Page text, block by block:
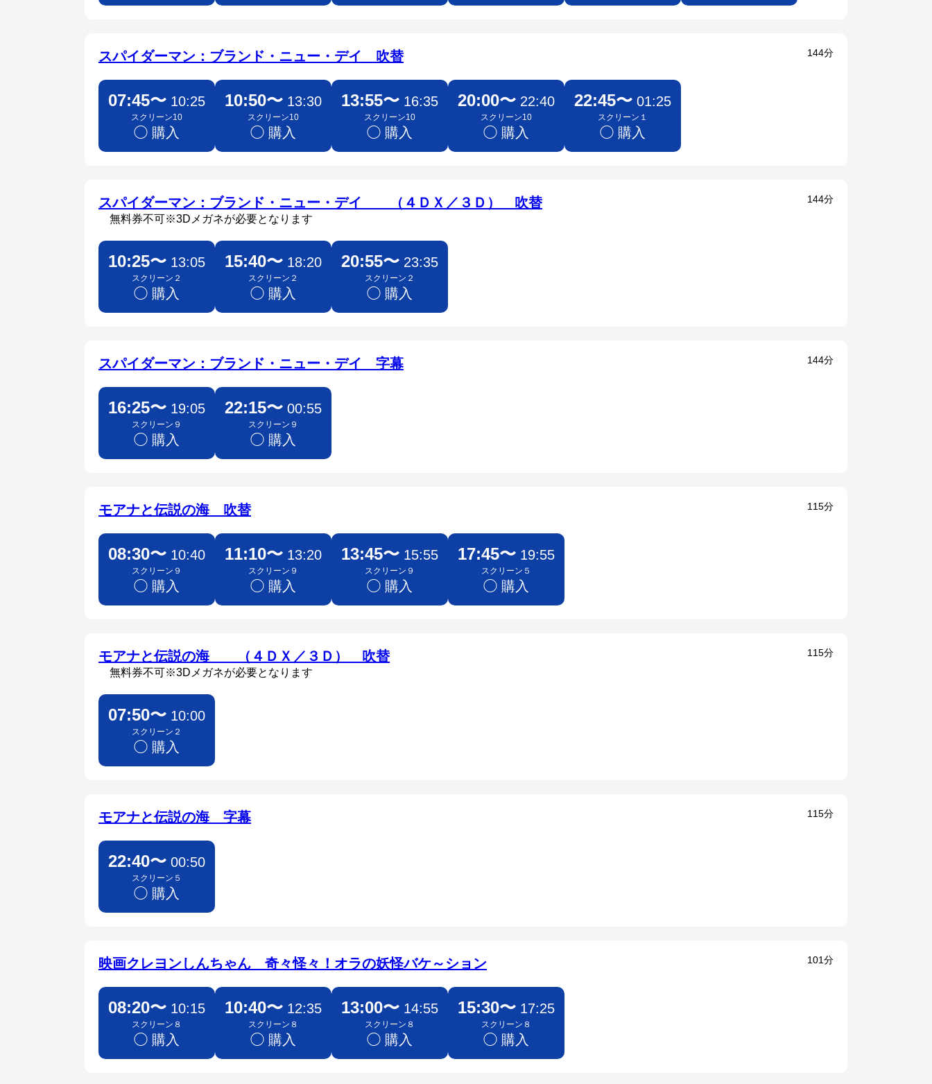
スパイダーマン：ブランド・ニュー・デイ 吹替
07:45〜 10:25
スクリーン10
◯ 購入
10:50〜 13:30
スクリーン10
◯ 購入
13:55〜 16:35
スクリーン10
◯ 購入
20:00〜 22:40
スクリーン10
◯ 購入
22:45〜 01:25
スクリーン１
◯ 購入
144分
スパイダーマン：ブランド・ニュー・デイ （４ＤＸ／３Ｄ） 吹替
無料券不可※3Dメガネが必要となります
10:25〜 13:05
スクリーン２
◯ 購入
15:40〜 18:20
スクリーン２
◯ 購入
20:55〜 23:35
スクリーン２
◯ 購入
144分
スパイダーマン：ブランド・ニュー・デイ 字幕
16:25〜 19:05
スクリーン９
◯ 購入
22:15〜 00:55
スクリーン９
◯ 購入
144分
モアナと伝説の海 吹替
08:30〜 10:40
スクリーン９
◯ 購入
11:10〜 13:20
スクリーン９
◯ 購入
13:45〜 15:55
スクリーン９
◯ 購入
17:45〜 19:55
スクリーン５
◯ 購入
115分
モアナと伝説の海 （４ＤＸ／３Ｄ） 吹替
無料券不可※3Dメガネが必要となります
07:50〜 10:00
スクリーン２
◯ 購入
115分
モアナと伝説の海 字幕
22:40〜 00:50
スクリーン５
◯ 購入
115分
映画クレヨンしんちゃん 奇々怪々！オラの妖怪バケ～ション
08:20〜 10:15
スクリーン８
◯ 購入
10:40〜 12:35
スクリーン８
◯ 購入
13:00〜 14:55
スクリーン８
◯ 購入
15:30〜 17:25
スクリーン８
◯ 購入
101分